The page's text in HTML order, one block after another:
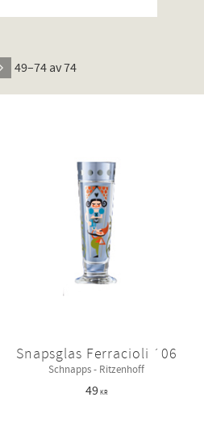
49–74 av74
Snapsglas Ferracioli ´06
Schnapps - Ritzenhoff
49KR